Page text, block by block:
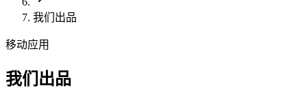
我们出品
移动应用
我们出品